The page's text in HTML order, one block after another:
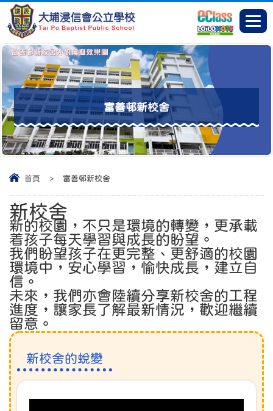
富善邨新校舍
首頁 > 富善邨新校舍
新校舍
新的校園，不只是環境的轉變，更承載
着孩子每天學習與成長的盼望。
我們盼望孩子在更完整、更舒適的校園
環境中，安心學習，愉快成長，建立自
信。
未來，我們亦會陸續分享新校舍的工程
進度，讓家長了解最新情況，歡迎繼續
留意。
新校舍的蛻變